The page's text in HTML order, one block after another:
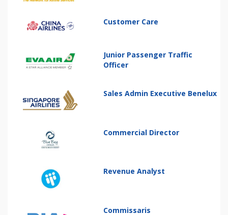
Customer Care
Junior Passenger Traffic
Officer
Sales Admin Executive Benelux
Commercial Director
Revenue Analyst
Commissaris